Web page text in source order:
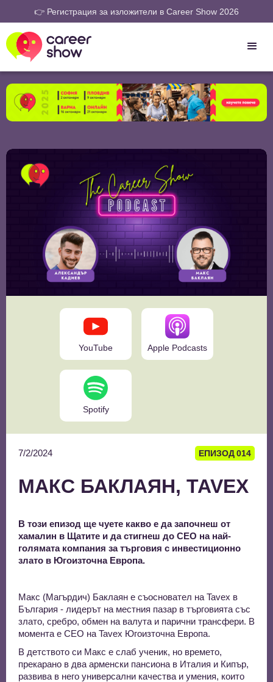
👉 Регистрация за изложители в Career Show 2026
YouTube Apple Podcasts
Spotify
7/2/2024 ЕПИЗОД014
МАКС БАКЛАЯН, TAVEX
В този епизод ще чуете какво е да започнеш от
хамалин в Щатите и да стигнеш до CEO на най-
голямата компания за търговия с инвестиционно
злато в Югоизточна Европа.
Макс (Магърдич) Баклаян е съосновател на Tavex в
България - лидерът на местния пазар в търговията със
злато, сребро, обмен на валута и парични трансфери. В
момента е CEO на Tavex Югоизточна Европа.
В детството си Макс е слаб ученик, но времето,
прекарано в два арменски пансиона в Италия и Кипър,
развива в него универсални качества и умения, които